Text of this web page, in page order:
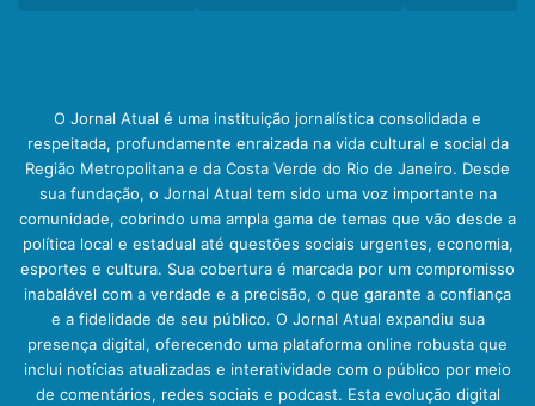
O Jornal Atual é uma instituição jornalística consolidada e
respeitada, profundamente enraizada na vida cultural e social da
Região Metropolitana e da Costa Verde do Rio de Janeiro. Desde
sua fundação, o Jornal Atual tem sido uma voz importante na
comunidade, cobrindo uma ampla gama de temas que vão desde a
política local e estadual até questões sociais urgentes, economia,
esportes e cultura. Sua cobertura é marcada por um compromisso
inabalável com a verdade e a precisão, o que garante a confiança
e a fidelidade de seu público. O Jornal Atual expandiu sua
presença digital, oferecendo uma plataforma online robusta que
inclui notícias atualizadas e interatividade com o público por meio
de comentários, redes sociais e podcast. Esta evolução digital